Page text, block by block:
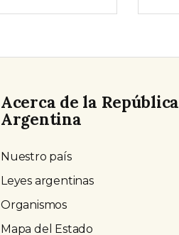
Acerca de la República
Argentina
Nuestro país
Leyes argentinas
Organismos
Mapa del Estado